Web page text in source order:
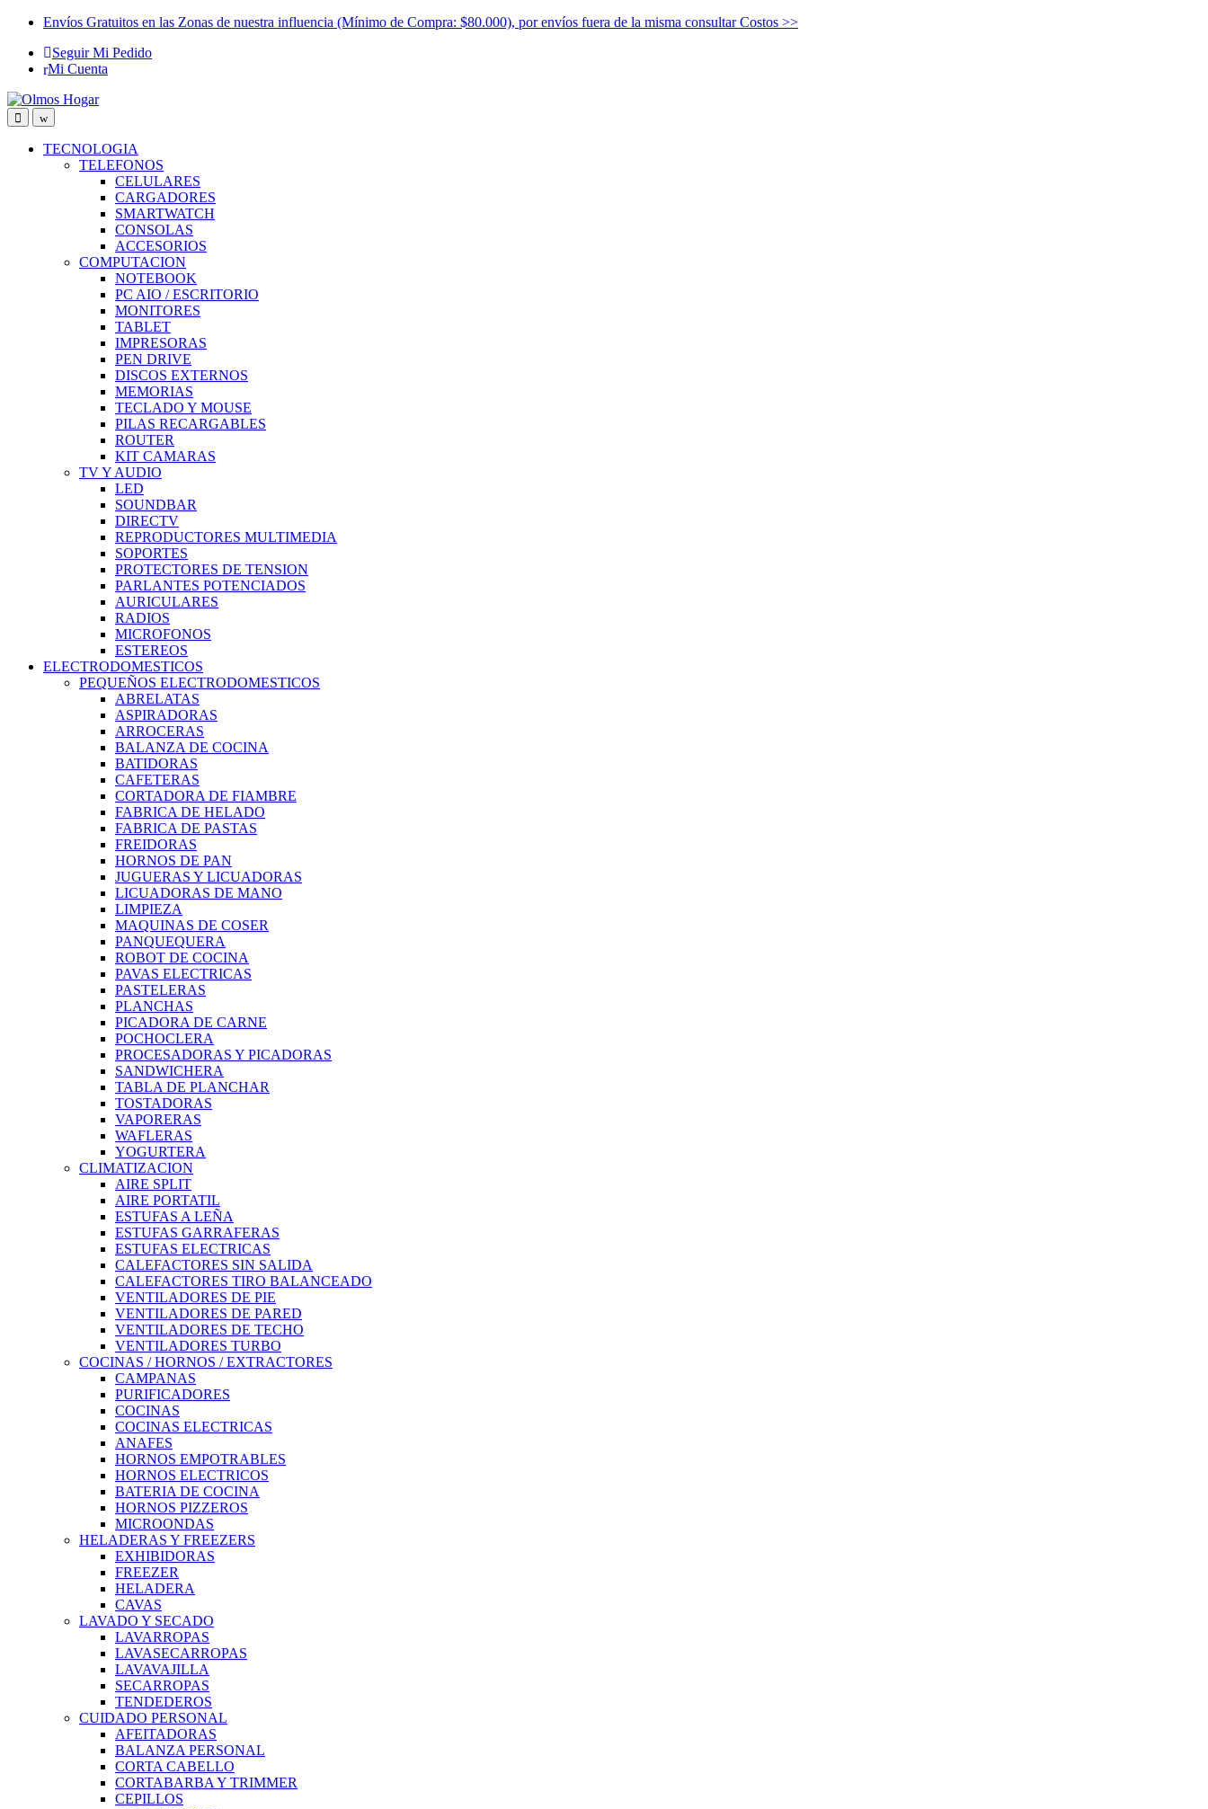
Skip
navigation
Skip
content
Envíos Gratuitos en las Zonas de nuestra influencia (Mínimo de Compra: $80.000), por envíos fuera de la misma consultar Costos >>
Seguir Mi Pedido
Mi Cuenta
TECNOLOGIA
TELEFONOS
CELULARES
CARGADORES
SMARTWATCH
CONSOLAS
ACCESORIOS
COMPUTACION
NOTEBOOK
PC AIO / ESCRITORIO
MONITORES
TABLET
IMPRESORAS
PEN DRIVE
DISCOS EXTERNOS
MEMORIAS
TECLADO Y MOUSE
PILAS RECARGABLES
ROUTER
KIT CAMARAS
TV Y AUDIO
LED
SOUNDBAR
DIRECTV
REPRODUCTORES MULTIMEDIA
SOPORTES
PROTECTORES DE TENSION
PARLANTES POTENCIADOS
AURICULARES
RADIOS
MICROFONOS
ESTEREOS
ELECTRODOMESTICOS
PEQUEÑOS ELECTRODOMESTICOS
ABRELATAS
ASPIRADORAS
ARROCERAS
BALANZA DE COCINA
BATIDORAS
CAFETERAS
CORTADORA DE FIAMBRE
FABRICA DE HELADO
FABRICA DE PASTAS
FREIDORAS
HORNOS DE PAN
JUGUERAS Y LICUADORAS
LICUADORAS DE MANO
LIMPIEZA
MAQUINAS DE COSER
PANQUEQUERA
ROBOT DE COCINA
PAVAS ELECTRICAS
PASTELERAS
PLANCHAS
PICADORA DE CARNE
POCHOCLERA
PROCESADORAS Y PICADORAS
SANDWICHERA
TABLA DE PLANCHAR
TOSTADORAS
VAPORERAS
WAFLERAS
YOGURTERA
CLIMATIZACION
AIRE SPLIT
AIRE PORTATIL
ESTUFAS A LEÑA
ESTUFAS GARRAFERAS
ESTUFAS ELECTRICAS
CALEFACTORES SIN SALIDA
CALEFACTORES TIRO BALANCEADO
VENTILADORES DE PIE
VENTILADORES DE PARED
VENTILADORES DE TECHO
VENTILADORES TURBO
COCINAS / HORNOS / EXTRACTORES
CAMPANAS
PURIFICADORES
COCINAS
COCINAS ELECTRICAS
ANAFES
HORNOS EMPOTRABLES
HORNOS ELECTRICOS
BATERIA DE COCINA
HORNOS PIZZEROS
MICROONDAS
HELADERAS Y FREEZERS
EXHIBIDORAS
FREEZER
HELADERA
CAVAS
LAVADO Y SECADO
LAVARROPAS
LAVASECARROPAS
LAVAVAJILLA
SECARROPAS
TENDEDEROS
CUIDADO PERSONAL
AFEITADORAS
BALANZA PERSONAL
CORTA CABELLO
CORTABARBA Y TRIMMER
CEPILLOS